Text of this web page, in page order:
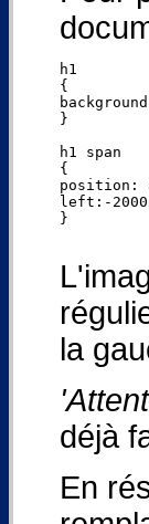
h1
{
}
h1 span
{
position:
left:-
}
la
déjà
En